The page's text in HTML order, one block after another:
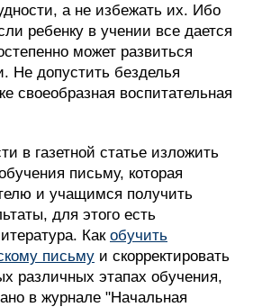
а не избежать их. Ибо
ребенку в учении все дается
может развиться
Не допустить безделья
своеобразная воспитательная
в газетной статье изложить
письму, которая
и учащимся получить
для этого есть
Как обучить
письму и скорректировать
различных этапах обучения,
в журнале "Начальная